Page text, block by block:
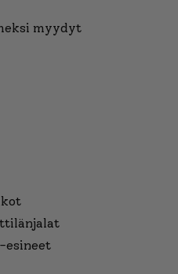
myydyt
esineet